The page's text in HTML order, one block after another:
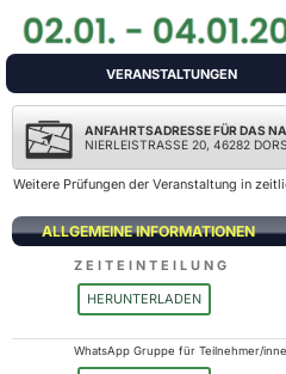
VERANSTALTUNGEN
ANFAHRTSADRESSE FÜR DAS
NIERLEISTRASSE 20, 46282
Weitere Prüfungen der Veranstaltung in
ALLGEMEINE INFORMATIONEN
Z E I T E I N T E I L U N G
HERUNTERLADEN
WhatsApp Gruppe für Teilnehmer/